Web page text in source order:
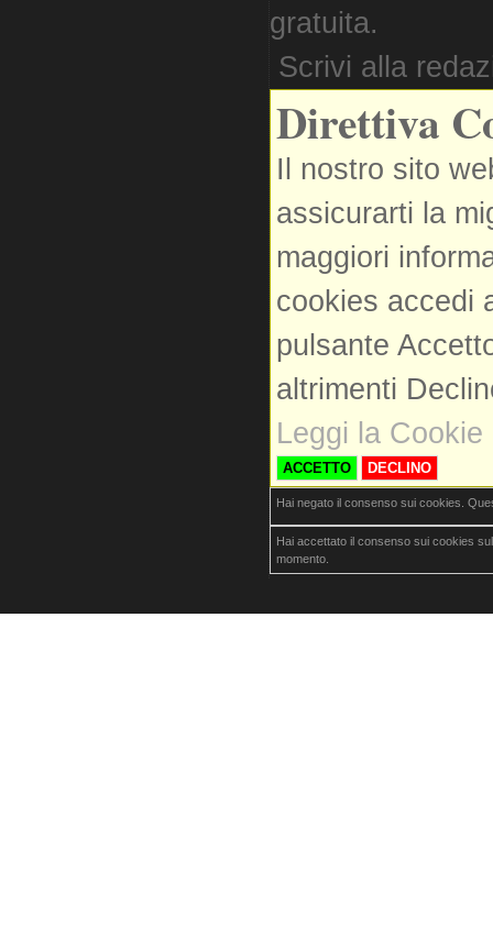
gratuita.
Scrivi alla
Direttiva
Il nostro sito
assicurarti la
maggiori
cookies accedi
pulsante
altrimenti
Leggi la Cookie
ACCETTO DECLINO
Hai negato il consenso sui cookies.
Hai accettato il consenso sui cookies
momento.